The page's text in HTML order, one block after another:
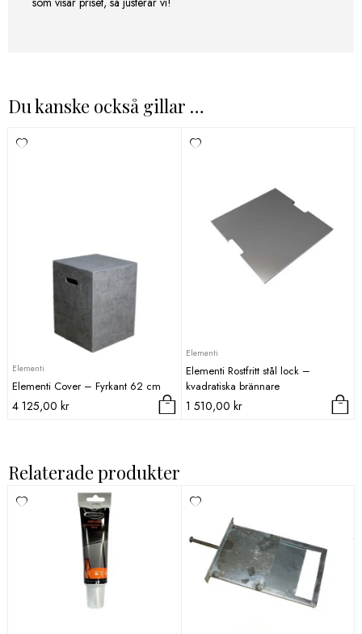
Du kanske också gillar …
Elementi
Elementi Cover – Fyrkant 62 cm
4 125,00 kr
Elementi
Elementi Rostfritt stål lock –
kvadratiska brännare
1 510,00 kr
Relaterade produkter